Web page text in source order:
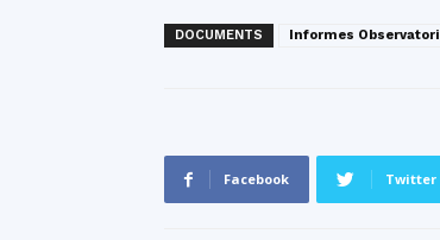
DOCUMENTS Informes Observatori
Facebook Twitter